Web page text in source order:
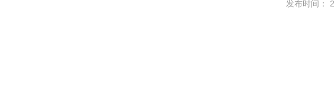
发布时间：